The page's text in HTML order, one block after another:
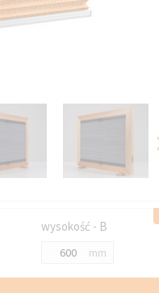
wysokość - B
mm